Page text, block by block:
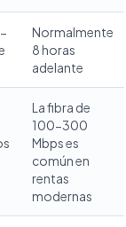
Normalmente
8 horas
adelante
La fibra de
100-300
Mbps es
común en
rentas
modernas